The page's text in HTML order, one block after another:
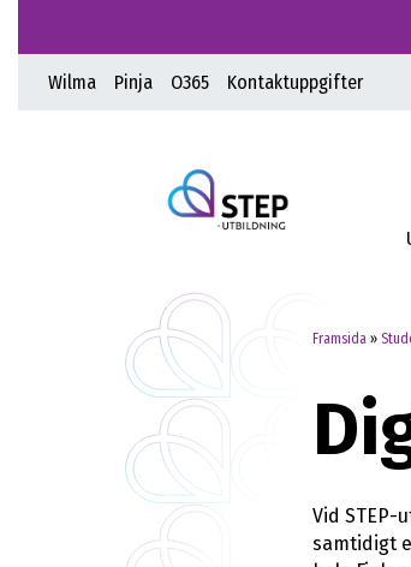
Wilma Pinja O365 Kontaktuppgifter
Framsida»
Vid
samtidigt